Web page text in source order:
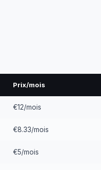
Prix/mois
€12/mois
€8.33/mois
€5/mois